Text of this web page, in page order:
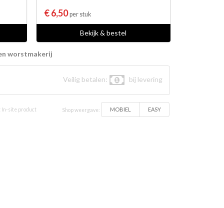
€ 6,50per stuk
Bekijk & bestel
worstmakerij
Veilig betalen: bij levering
In-site product Shop weergave: MOBIEL EASY